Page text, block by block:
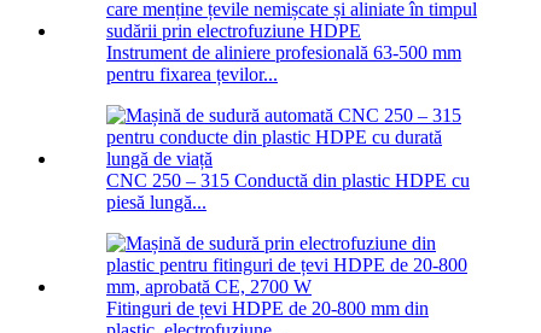
Instrument de aliniere profesională 63-500 mm
pentru fixarea țevilor...
CNC 250 – 315 Conductă din plastic HDPE cu
piesă lungă...
Fitinguri de țevi HDPE de 20-800 mm din